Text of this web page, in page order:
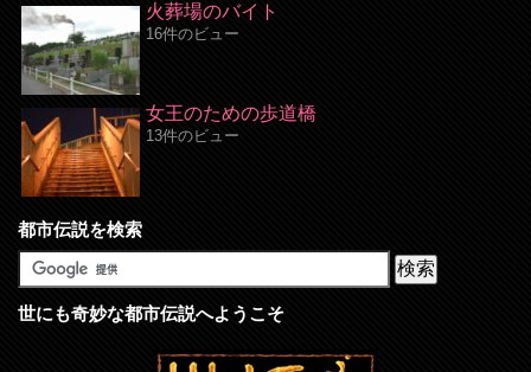
火葬場のバイト
16件のビュー
女王のための歩道橋
13件のビュー
都市伝説を検索
世にも奇妙な都市伝説へようこそ